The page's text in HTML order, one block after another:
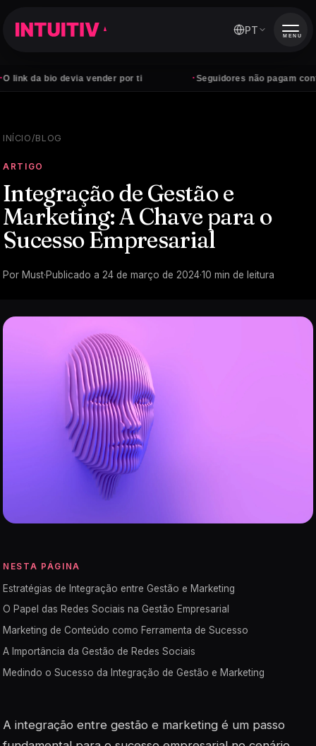
devia vender por ti Seguidores não pagam contas —
PT MENU
INÍCIO/BLOG
ARTIGO
Integração de Gestão e
Marketing: A Chave para o
Sucesso Empresarial
Por Must·Publicado a 24 de março de 2024·10 min de leitura
NESTA PÁGINA
Estratégias de Integração entre Gestão e Marketing
O Papel das Redes Sociais na Gestão Empresarial
Marketing de Conteúdo como Ferramenta de Sucesso
A Importância da Gestão de Redes Sociais
Medindo o Sucesso da Integração de Gestão e Marketing
A integração entre gestão e marketing é um passo